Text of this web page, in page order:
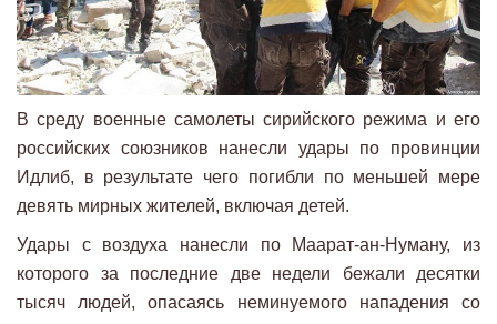
В среду военные самолеты сирийского режима и его
российских союзников нанесли удары по провинции
Идлиб, в результате чего погибли по меньшей мере
девять мирных жителей, включая детей.
Удары с воздуха нанесли по Маарат-ан-Нуману, из
которого за последние две недели бежали десятки
тысяч людей, опасаясь неминуемого нападения со